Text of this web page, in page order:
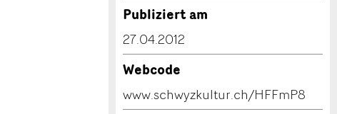
Publiziert am
27.04.2012
Webcode
www.schwyzkultur.ch/HFFmP8